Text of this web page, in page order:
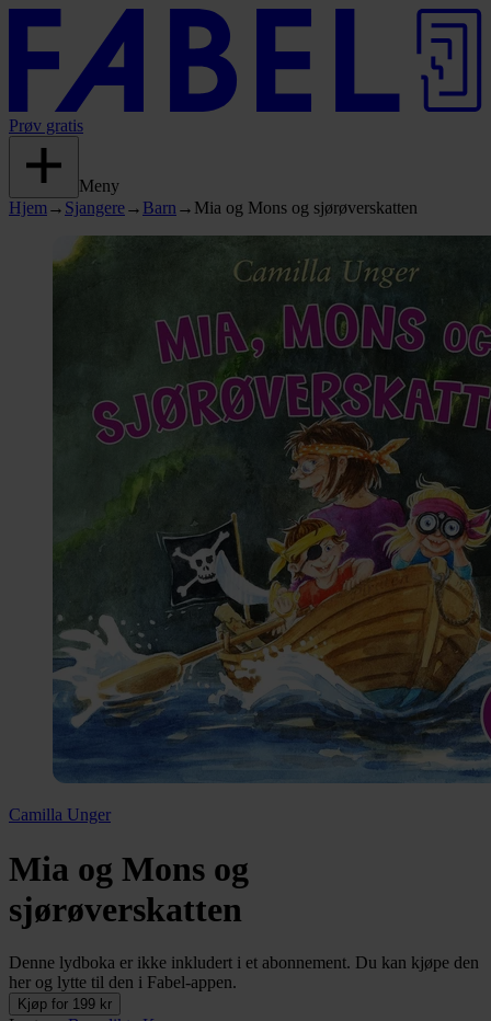
Prøv gratis
Meny
Hjem → Sjangere→ Barn → Mia og Mons og sjørøverskatten
Camilla Unger
Mia og Mons og
sjørøverskatten
Denne lydboka er ikke inkludert i et abonnement. Du kan kjøpe den
her og lytte til den i Fabel-appen.
Kjøp for 199 kr